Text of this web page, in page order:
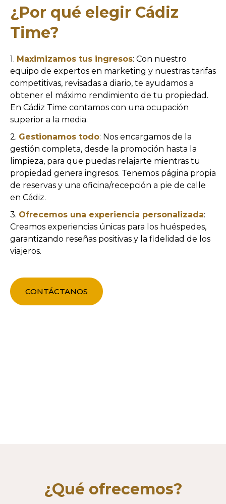
¿Por qué elegir Cádiz
Time?
1. Maximizamos tus ingresos: Con nuestro
equipo de expertos en marketing y nuestras tarifas
competitivas, revisadas a diario, te ayudamos a
obtener el máximo rendimiento de tu propiedad.
En Cádiz Time contamos con una ocupación
superior a la media.
2. Gestionamos todo: Nos encargamos de la
gestión completa, desde la promoción hasta la
limpieza, para que puedas relajarte mientras tu
propiedad genera ingresos. Tenemos página propia
de reservas y una oficina/recepción a pie de calle
en Cádiz.
3. Ofrecemos una experiencia personalizada:
Creamos experiencias únicas para los huéspedes,
garantizando reseñas positivas y la fidelidad de los
viajeros.
CONTÁCTANOS
¿Qué ofrecemos?